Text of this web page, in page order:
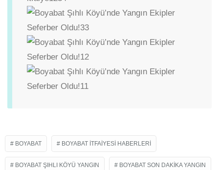
BOYABAT BOYABAT ITFAIYESI HABERLERI
BOYABAT ŞIHLI KÖYÜ YANGIN BOYABAT SON DAKIKA YANGIN